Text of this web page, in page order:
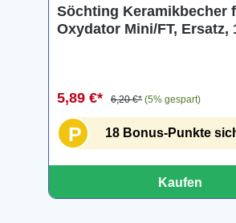
Söchting Keramikbecher
Oxydator Mini/FT, Ersatz,
5,89 €* 6,20 €* (5% gespart)
P 18 Bonus-Punkte
Kaufen